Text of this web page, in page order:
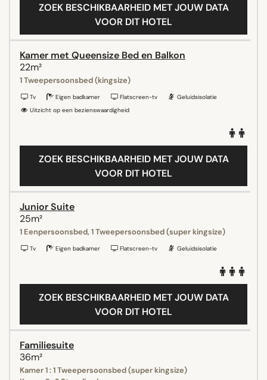
ZOEK BESCHIKBAARHEID MET JOUW DATA
VOOR DIT HOTEL
Kamer met Queensize Bed en Balkon
22m²
1 Tweepersoonsbed (kingsize)
Tv Eigen badkamer Flatscreen-tv
Geluidsisolatie
Uitzicht op een bezienswaardigheid
ZOEK BESCHIKBAARHEID MET JOUW DATA
VOOR DIT HOTEL
Junior Suite
25m²
1 Eenpersoonsbed, 1 Tweepersoonsbed (super kingsize)
Tv Eigen badkamer Flatscreen-tv Geluidsisolatie
ZOEK BESCHIKBAARHEID MET JOUW DATA
VOOR DIT HOTEL
Familiesuite
36m²
Kamer 1 : 1 Tweepersoonsbed (super kingsize)